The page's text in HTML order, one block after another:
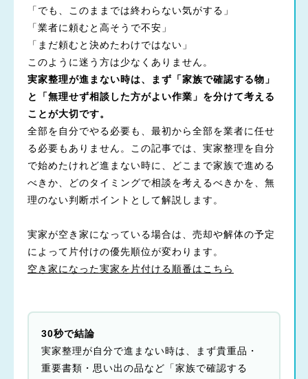
「でも、このままでは終わらない気がする」
「業者に頼むと高そうで不安」
「まだ頼むと決めたわけではない」
このように迷う方は少なくありません。
実家整理が進まない時は、まず「家族で確認する物」
と「無理せず相談した方がよい作業」を分けて考える
ことが大切です。
全部を自分でやる必要も、最初から全部を業者に任せ
る必要もありません。この記事では、実家整理を自分
で始めたけれど進まない時に、どこまで家族で進める
べきか、どのタイミングで相談を考えるべきかを、無
理のない判断ポイントとして解説します。
実家が空き家になっている場合は、売却や解体の予定
によって片付けの優先順位が変わります。
空き家になった実家を片付ける順番はこちら
30秒で結論
実家整理が自分で進まない時は、まず貴重品・
重要書類・思い出の品など「家族で確認する